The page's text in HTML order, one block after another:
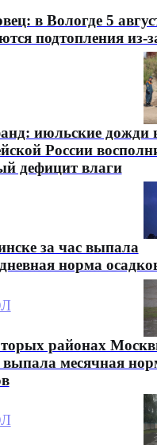
в Вологде 5
подтопления из-
июльские дожди
России
дефицит влаги
за час выпала
норма
районах
выпала месячная